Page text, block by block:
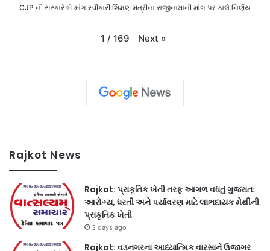
CJP ની સરકારે બે માંગ સ્વીકારી શિક્ષણ મંત્રીના રાજીનામાની માંગ પર કાલે નિર્ણય
1 / 169 Next »
Rajkot News
Rajkot: પ્રાકૃતિક ખેતી તરફ આગળ વધતું ગુજરાત:
આરોગ્ય, ધરતી અને પર્યાવરણ માટે લાભદાયક મેથીની
પ્રાકૃતિક ખેતી
3 days ago
Rajkot: વડનગરના આધ્યાત્મિક વારસાને ઉજાગર